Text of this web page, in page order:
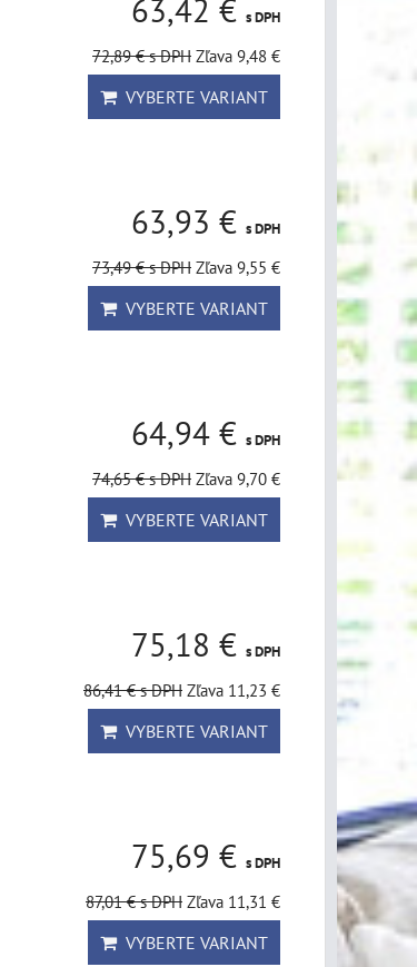
63,42 € s DPH
72,89 €s DPH Zľava 9,48 €
VYBERTE VARIANT
63,93 € s DPH
73,49 €s DPH Zľava 9,55 €
VYBERTE VARIANT
64,94 € s DPH
74,65 €s DPH Zľava 9,70 €
VYBERTE VARIANT
75,18 € s DPH
86,41 €s DPH Zľava 11,23 €
VYBERTE VARIANT
75,69 € s DPH
87,01 €s DPH Zľava 11,31 €
VYBERTE VARIANT